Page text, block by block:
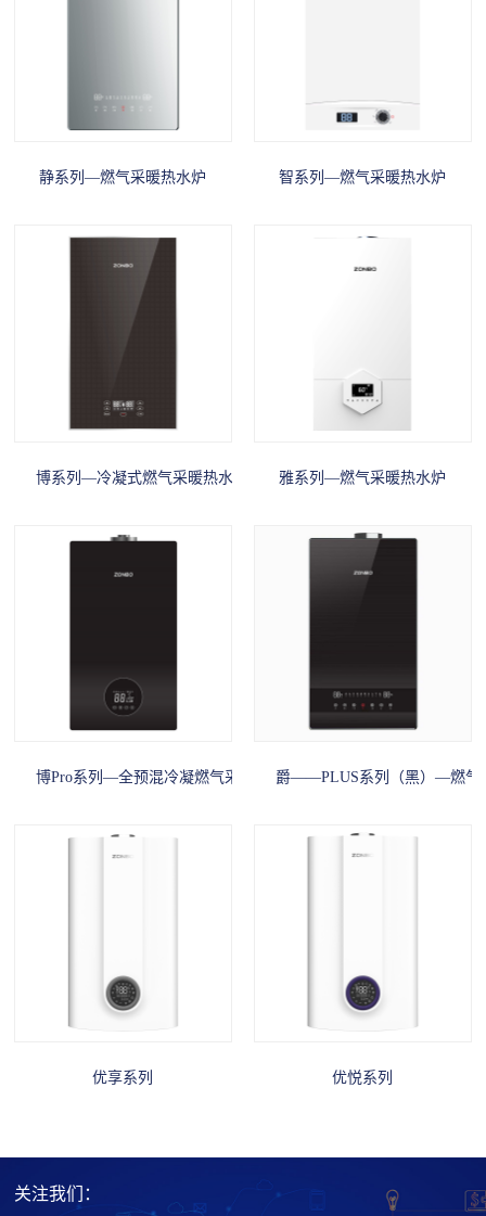
静系列—燃气采暖热水炉 智系列—燃气采暖热水炉
博系列—冷凝式燃气采暖热水炉 雅系列—燃气采暖热水炉
博Pro系列—全预混冷凝燃气采暖热水炉爵——PLUS系列（黑）—燃气
优享系列 优悦系列
关注我们：